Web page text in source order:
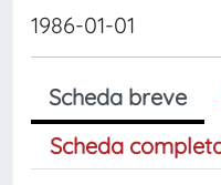
1986-01-01
Scheda breve
Scheda